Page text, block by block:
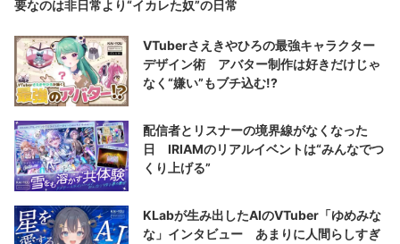
要なのは非日常より“イカレた奴”の日常
VTuberさえきやひろの最強キャラクター
デザイン術 アバター制作は好きだけじゃ
なく“嫌い”もブチ込む!?
配信者とリスナーの境界線がなくなった
日 IRIAMのリアルイベントは“みんなでつ
くり上げる”
KLabが生み出したAIのVTuber「ゆめみな
な」インタビュー あまりに人間らしすぎ